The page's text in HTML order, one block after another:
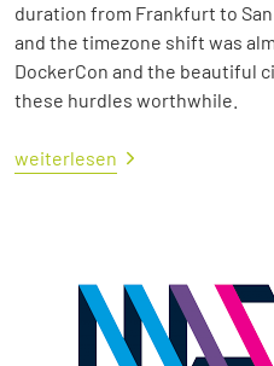
duration from Frankfurt to
and the timezone shift was
DockerCon and the beautiful
these hurdles worthwhile.
weiterlesen